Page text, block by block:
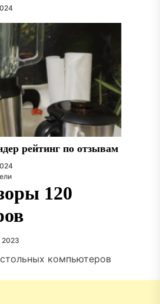
рейтинг по отзывам
120
2023
компьютеров